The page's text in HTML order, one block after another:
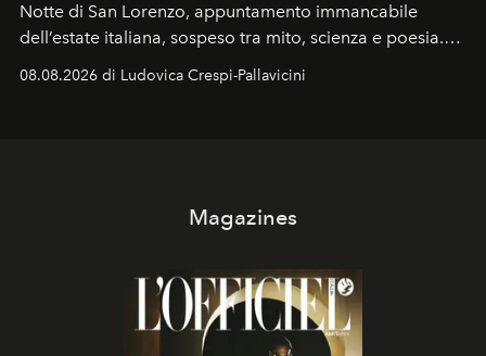
Notte di San Lorenzo, appuntamento immancabile
dell’estate italiana, sospeso tra mito, scienza e poesia.
Sarà il momento in cui gli occhi si alzano verso la volta
celeste per seguire il passaggio delle
08.08.2026 di Ludovica Crespi-Pallavicini
Magazines